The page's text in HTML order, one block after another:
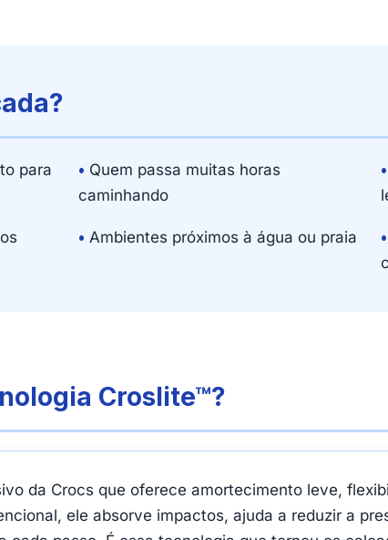
para
• Quem passa muitas horas
caminhando
•
• Ambientes próximos à água ou praia •
Croslite™?
da Crocs que oferece amortecimento leve,
ele absorve impactos, ajuda a reduzir a